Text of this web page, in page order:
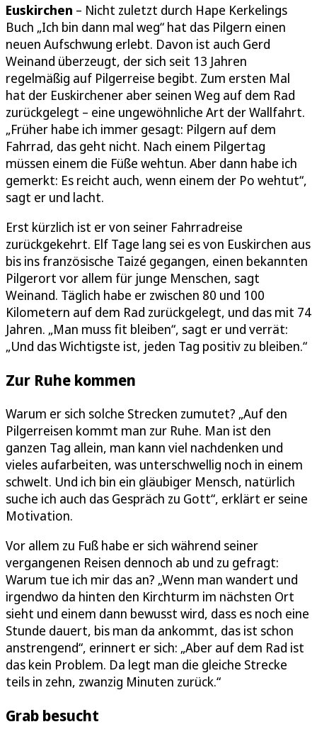
Euskirchen – Nicht zuletzt durch Hape Kerkelings
Buch „Ich bin dann mal weg“ hat das Pilgern einen
neuen Aufschwung erlebt. Davon ist auch Gerd
Weinand überzeugt, der sich seit 13 Jahren
regelmäßig auf Pilgerreise begibt. Zum ersten Mal
hat der Euskirchener aber seinen Weg auf dem Rad
zurückgelegt – eine ungewöhnliche Art der Wallfahrt.
„Früher habe ich immer gesagt: Pilgern auf dem
Fahrrad, das geht nicht. Nach einem Pilgertag
müssen einem die Füße wehtun. Aber dann habe ich
gemerkt: Es reicht auch, wenn einem der Po wehtut“,
sagt er und lacht.
Erst kürzlich ist er von seiner Fahrradreise
zurückgekehrt. Elf Tage lang sei es von Euskirchen aus
bis ins französische Taizé gegangen, einen bekannten
Pilgerort vor allem für junge Menschen, sagt
Weinand. Täglich habe er zwischen 80 und 100
Kilometern auf dem Rad zurückgelegt, und das mit 74
Jahren. „Man muss fit bleiben“, sagt er und verrät:
„Und das Wichtigste ist, jeden Tag positiv zu bleiben.“
Zur Ruhe kommen
Warum er sich solche Strecken zumutet? „Auf den
Pilgerreisen kommt man zur Ruhe. Man ist den
ganzen Tag allein, man kann viel nachdenken und
vieles aufarbeiten, was unterschwellig noch in einem
schwelt. Und ich bin ein gläubiger Mensch, natürlich
suche ich auch das Gespräch zu Gott“, erklärt er seine
Motivation.
Vor allem zu Fuß habe er sich während seiner
vergangenen Reisen dennoch ab und zu gefragt:
Warum tue ich mir das an? „Wenn man wandert und
irgendwo da hinten den Kirchturm im nächsten Ort
sieht und einem dann bewusst wird, dass es noch eine
Stunde dauert, bis man da ankommt, das ist schon
anstrengend“, erinnert er sich: „Aber auf dem Rad ist
das kein Problem. Da legt man die gleiche Strecke
teils in zehn, zwanzig Minuten zurück.“
Grab besucht